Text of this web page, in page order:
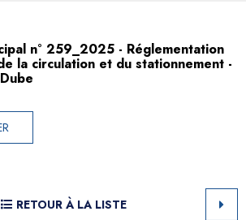
n° 259_2025 - Réglementation
la circulation et du stationnement -
RETOUR À LA LISTE